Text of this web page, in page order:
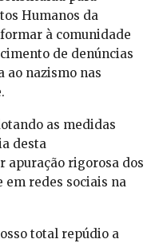
Humanos da
à comunidade
de denúncias
ao nazismo nas
as medidas
desta
apuração rigorosa dos
redes sociais na
total repúdio a